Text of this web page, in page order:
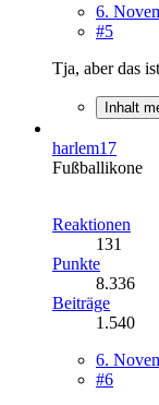
6.
#5
Tja, aber das
Inhalt
harlem17
Fußballikone
Reaktionen
131
Punkte
8.336
Beiträge
1.540
6.
#6